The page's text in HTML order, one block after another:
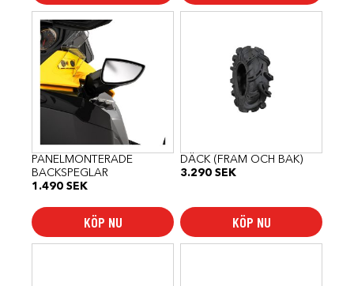
PANELMONTERADE
BACKSPEGLAR
1.490 SEK
KÖP NU
DÄCK (FRAM OCH BAK)
3.290 SEK
KÖP NU